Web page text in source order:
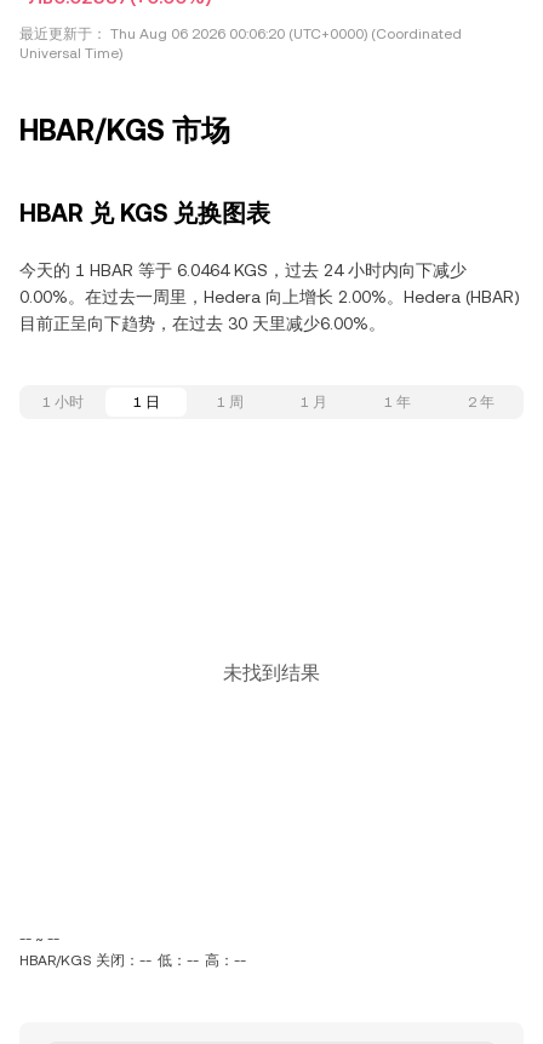
最近更新于： Thu Aug 06 2026 00:06:20 (UTC+0000) (Coordinated
Universal Time)
HBAR/KGS 市场
HBAR 兑 KGS 兑换图表
今天的 1 HBAR 等于 6.0464 KGS，过去 24 小时内向下减少
0.00%。在过去一周里，Hedera 向上增长 2.00%。Hedera (HBAR)
目前正呈向下趋势，在过去 30 天里减少6.00%。
1 小时 1 日 1 周 1 月 1 年 2 年
未找到结果
-- ~ --
HBAR/KGS 关闭：-- 低：-- 高：--